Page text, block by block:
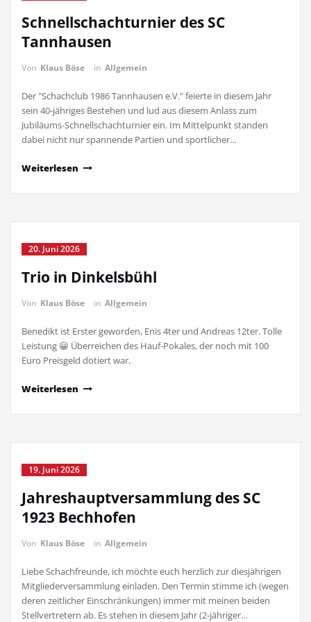
Schnellschachturnier des SC
Tannhausen
Von Klaus Böse in Allgemein
Der "Schachclub 1986 Tannhausen e.V." feierte in diesem Jahr
sein 40-jähriges Bestehen und lud aus diesem Anlass zum
Jubiläums-Schnellschachturnier ein. Im Mittelpunkt standen
dabei nicht nur spannende Partien und sportlicher…
Weiterlesen
20. Juni 2026
Trio in Dinkelsbühl
Von Klaus Böse in Allgemein
Benedikt ist Erster geworden, Enis 4ter und Andreas 12ter. Tolle
Leistung 😀 Überreichen des Hauf-Pokales, der noch mit 100
Euro Preisgeld dotiert war.
Weiterlesen
19. Juni 2026
Jahreshauptversammlung des SC
1923 Bechhofen
Von Klaus Böse in Allgemein
Liebe Schachfreunde, ich möchte euch herzlich zur diesjährigen
Mitgliederversammlung einladen. Den Termin stimme ich (wegen
deren zeitlicher Einschränkungen) immer mit meinen beiden
Stellvertretern ab. Es stehen in diesem Jahr (2-jähriger…